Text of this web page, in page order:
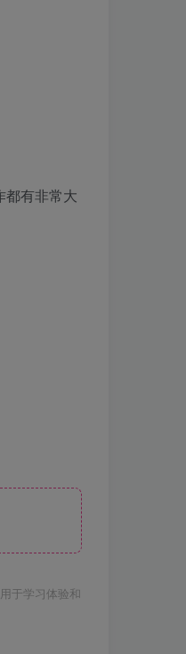
都有非常大
于学习体验和